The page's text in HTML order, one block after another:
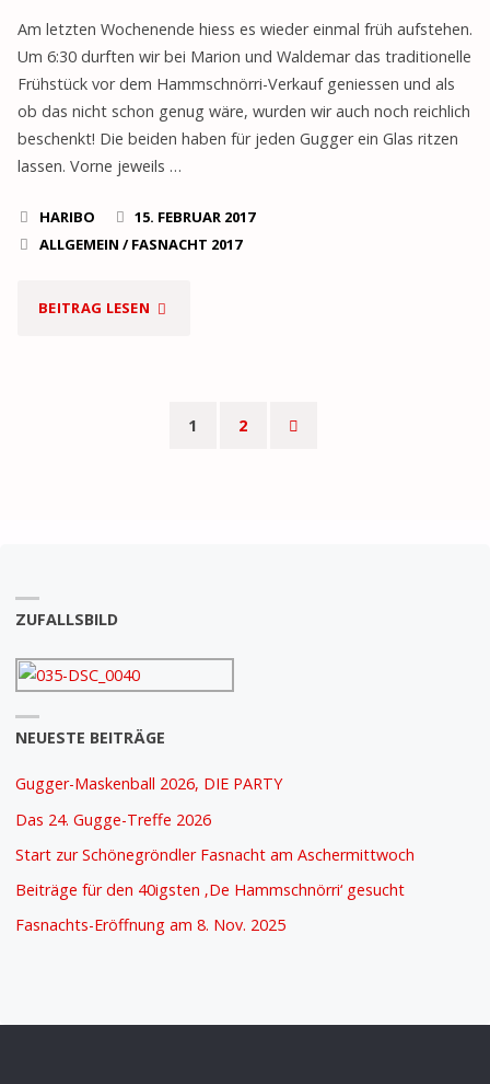
FASNACHT
2017
–
HEMBERG,
PETERZELL
UND
Am letzten Wochenende hiess es wieder einmal früh aufstehen.
Um 6:30 durften wir bei Marion und Waldemar das traditionelle
Frühstück vor dem Hammschnörri-Verkauf geniessen und als
ob das nicht schon genug wäre, wurden wir auch noch reichlich
beschenkt! Die beiden haben für jeden Gugger ein Glas ritzen
lassen. Vorne jeweils …
HARIBO
15. FEBRUAR 2017
ALLGEMEIN /FASNACHT 2017
BEITRAG LESEN "HAMMSCHNÖRRI
1 2
ZUFALLSBILD
NEUESTE BEITRÄGE
Gugger-Maskenball 2026, DIE PARTY
Das 24. Gugge-Treffe 2026
Start zur Schönegröndler Fasnacht am Aschermittwoch
Beiträge für den 40igsten ‚De Hammschnörri‘ gesucht
Fasnachts-Eröffnung am 8. Nov. 2025